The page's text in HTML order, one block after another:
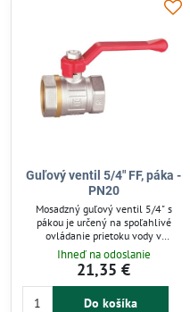
Guľový ventil 5/4" FF, páka -
PN20
Mosadzný guľový ventil 5/4" s
pákou je určený na spoľahlivé
ovládanie prietoku vody v
závlahových systémoch a
technických rozvodoch. Jeho
robustná mosadzná konštrukcia
odoláva tlaku až do 20 bar a
zabezpečuje tesné uzavretie bez
Ihneď na odoslanie
21,35 €
Do košíka